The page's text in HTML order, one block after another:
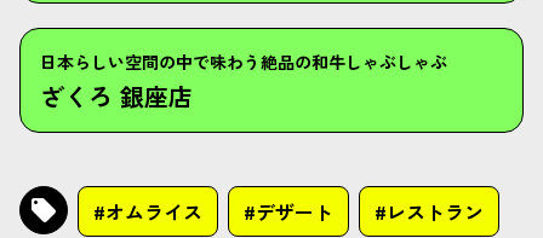
日本らしい空間の中で味わう絶品の和牛しゃぶしゃぶ
ざくろ 銀座店
#オムライス #デザート #レストラン